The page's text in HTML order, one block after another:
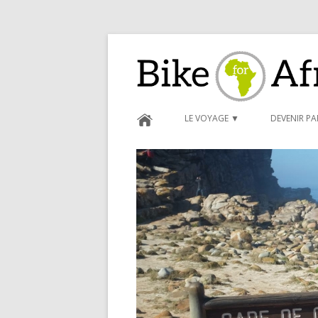
Bike for Africa
LE VOYAGE ▼
BLOG ►
DEVENIR
CARNET